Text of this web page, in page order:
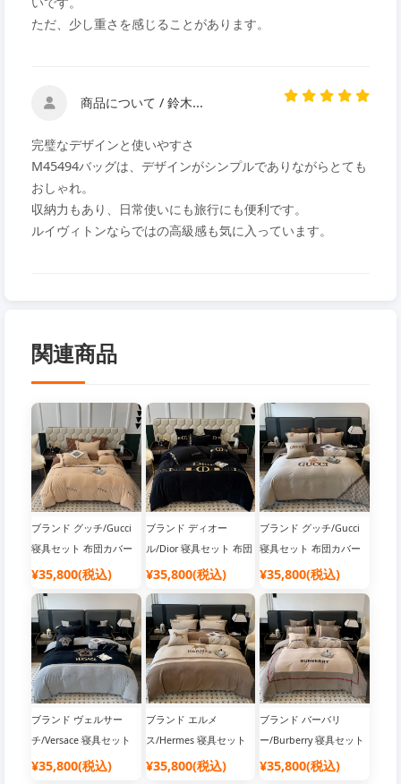
ただ、少し重さを感じることがあります。
商品について / 鈴木...
完璧なデザインと使いやすさ
M45494バッグは、デザインがシンプルでありながらとても
おしゃれ。
収納力もあり、日常使いにも旅行にも便利です。
ルイヴィトンならではの高級感も気に入っています。
関連商品
ブランド グッチ/Gucci
寝具セット 布団カバー
¥35,800(税込)
ブランド ディオー
ル/Dior 寝具セット 布団
カバー
¥35,800(税込)
ブランド グッチ/Gucci
寝具セット 布団カバー
¥35,800(税込)
ブランド ヴェルサー
チ/Versace 寝具セット
布団カバー
¥35,800(税込)
ブランド エルメ
ス/Hermes 寝具セット
布団カバー
¥35,800(税込)
ブランド バーバリ
ー/Burberry 寝具セット
布団カバー
¥35,800(税込)